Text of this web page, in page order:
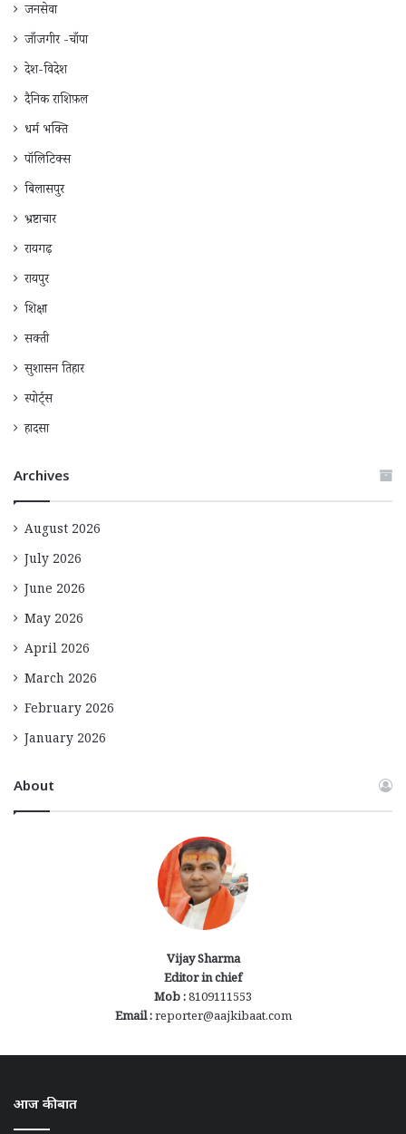
जनसेवा
जाँजगीर -चाँपा
देश-विदेश
दैनिक राशिफ़ल
धर्म भक्ति
पॉलिटिक्स
बिलासपुर
भ्रष्टाचार
रायगढ़
रायपुर
शिक्षा
सक्ती
सुशासन तिहार
स्पोर्ट्स
हादसा
Archives
August 2026
July 2026
June 2026
May 2026
April 2026
March 2026
February 2026
January 2026
About
Vijay Sharma
Editor in chief
Mob :8109111553
Email :reporter@aajkibaat.com
आज की बात